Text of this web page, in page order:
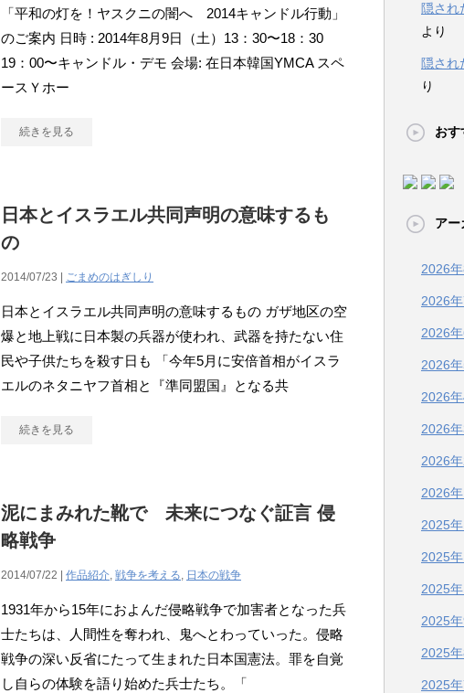
「平和の灯を！ヤスクニの闇へ 2014キャンドル行動」
のご案内 日時 : 2014年8月9日（土）13：30〜18：30
19：00〜キャンドル・デモ 会場: 在日本韓国YMCA スペ
ースＹホー
続きを見る
日本とイスラエル共同声明の意味するも
の
2014/07/23 | ごまめのはぎしり
日本とイスラエル共同声明の意味するもの ガザ地区の空
爆と地上戦に日本製の兵器が使われ、武器を持たない住
民や子供たちを殺す日も 「今年5月に安倍首相がイスラ
エルのネタニヤフ首相と『準同盟国』となる共
続きを見る
泥にまみれた靴で 未来につなぐ証言 侵
略戦争
2014/07/22 | 作品紹介, 戦争を考える, 日本の戦争
1931年から15年におよんだ侵略戦争で加害者となった兵
士たちは、人間性を奪われ、鬼へとわっていった。侵略
戦争の深い反省にたって生まれた日本国憲法。罪を自覚
し自らの体験を語り始めた兵士たち。「
隠さ
より
隠さ
り
おす
アー
2026
2026
2026
2026
2026
2026
2026
2026
2025
2025
2025
2025
2025
2025